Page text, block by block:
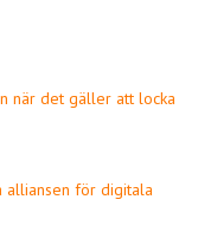
när det gäller att locka
alliansen för digitala